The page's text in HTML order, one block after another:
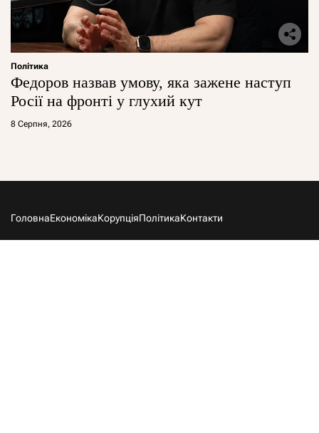
Політика
Федоров назвав умову, яка зажене наступ
Росії на фронті у глухий кут
8 Серпня, 2026
ГоловнаЕкономікаКорупціяПолітикаКонтакти